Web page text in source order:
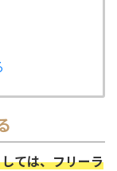
ては、フリーラ